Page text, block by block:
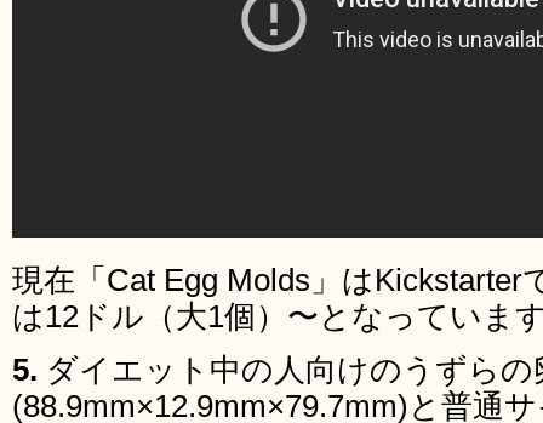
現在「Cat Egg Molds」はKickstarter
は12ドル（大1個）〜となっていま
5. ダイエット中の人向けのうずら
(88.9mm×12.9mm×79.7mm)と普通